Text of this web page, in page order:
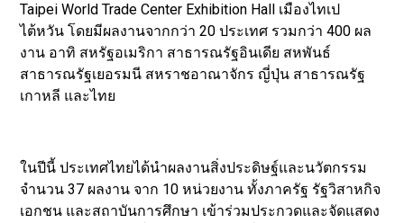
Taipei World Trade Center Exhibition Hall เมืองไทเป
ไต้หวัน โดยมีผลงานจากกว่า 20 ประเทศ รวมกว่า 400 ผล
งาน อาทิ สหรัฐอเมริกา สาธารณรัฐอินเดีย สหพันธ์
สาธารณรัฐเยอรมนี สหราชอาณาจักร ญี่ปุ่น สาธารณรัฐ
เกาหลี และไทย
ในปีนี้ ประเทศไทยได้นำผลงานสิ่งประดิษฐ์และนวัตกรรม
จำนวน 37 ผลงาน จาก 10 หน่วยงาน ทั้งภาครัฐ รัฐวิสาหกิจ
เอกชน และสถาบันการศึกษา เข้าร่วมประกวดและจัดแสดง